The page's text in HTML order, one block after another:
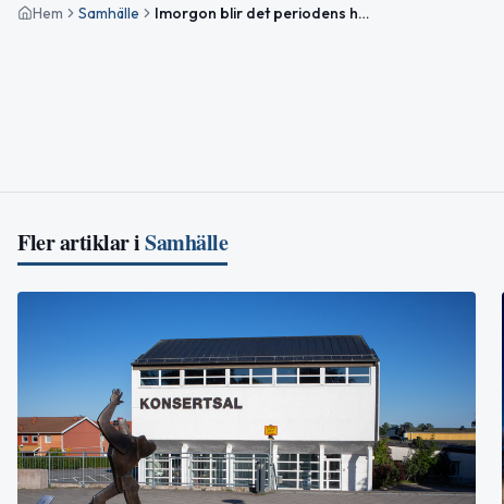
Hem Samhälle Imorgon blir det periodens högsta elpris i Gislaved
Fler artiklar iSamhälle